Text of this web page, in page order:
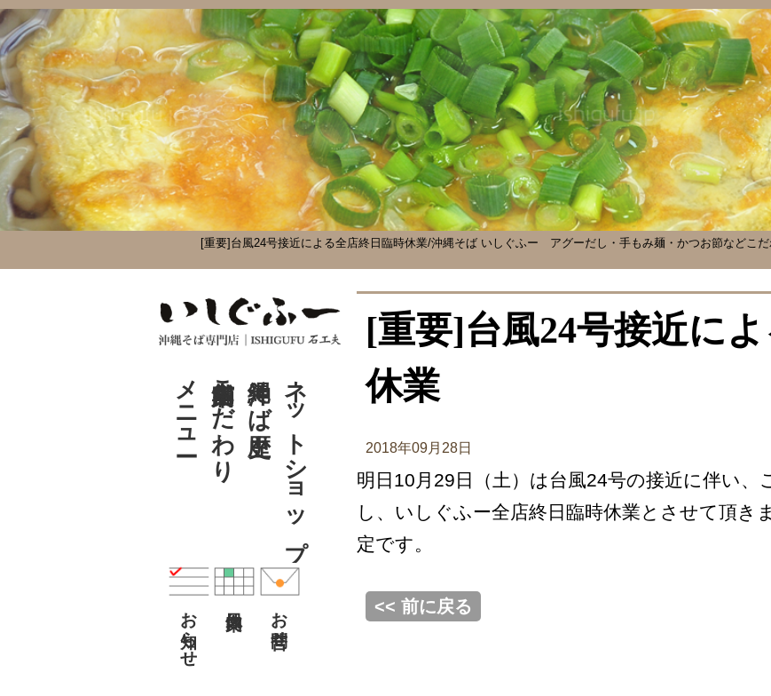
[重要]台風24号接近による全店終日臨時休業/沖縄そば いしぐふー アグーだし・手もみ麺・かつお節などこ
[重要]台風24号接近に
休業
2018年09月28日
明日10月29日（土）は台風24号の接近に伴い、
し、いしぐふー全店終日臨時休業とさせて頂き
定です。
<< 前に戻る
メニューこだわり 沖縄そば歴史 ネットショップ
お知らせ お問合せ